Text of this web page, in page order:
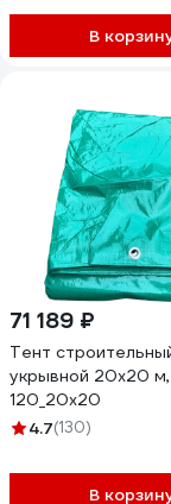
В
71 189 ₽
Тент
укрывной 20х20 м,
120_20х20
4.7(130)
В